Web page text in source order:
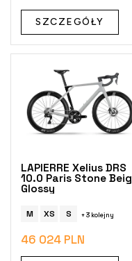
SZCZEGÓŁY
LAPIERRE Xelius DRS
10.0 Paris Stone
Glossy
M XS S + 3 kolejny
46 024 PLN